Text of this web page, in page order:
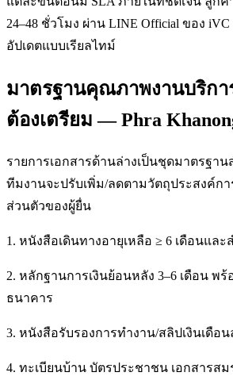
24–48 ชั่วโมง ผ่าน LINE Official ของ
อัปเดตแบบเรียลไทม์
มาตรฐานคุณภาพงานบริกา
ต้องเตรียม — Phra
รายการเอกสารด้านล่างเป็นชุดมาตรฐาน
ทีมงานจะปรับเพิ่ม/ลดตามวัตถุประสงค์กา
ส่วนตัวของผู้ยื่น
1. หนังสือเดินทางอายุเหลือ ≥ 6 เดือนและ
2. หลักฐานการเงินย้อนหลัง 3–6 เดือน พ
ธนาคาร
3. หนังสือรับรองการทำงาน/สลิปเงินเดือน
4. ทะเบียนบ้าน บัตรประชาชน เอกสารส